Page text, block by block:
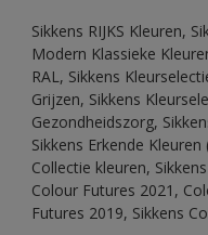
Sikkens RIJKS Kleuren,
Modern Klassieke
RAL, Sikkens
Grijzen, Sikkens
Gezondheidszorg,
Sikkens Erkende
Collectie kleuren,
Colour Futures 2021,
Futures 2019, Sikkens